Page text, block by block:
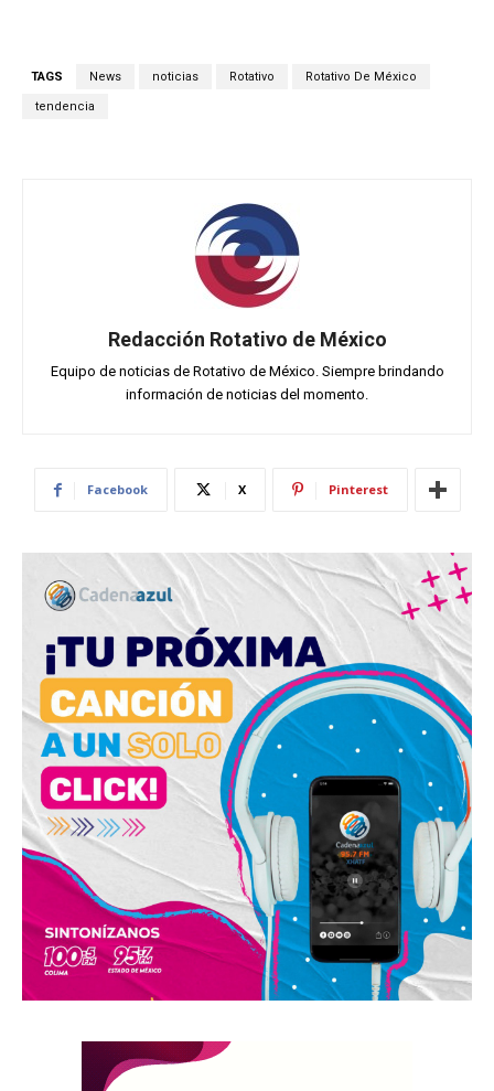
TAGS News noticias Rotativo Rotativo De México
tendencia
Redacción Rotativo de México
Equipo de noticias de Rotativo de México. Siempre brindando
información de noticias del momento.
Facebook X Pinterest